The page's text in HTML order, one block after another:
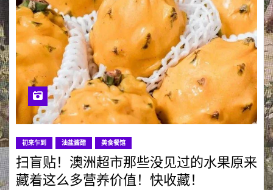
初来乍到 油盐酱醋 美食餐馆
扫盲贴！澳洲超市那些没见过的水果原来
藏着这么多营养价值！快收藏！